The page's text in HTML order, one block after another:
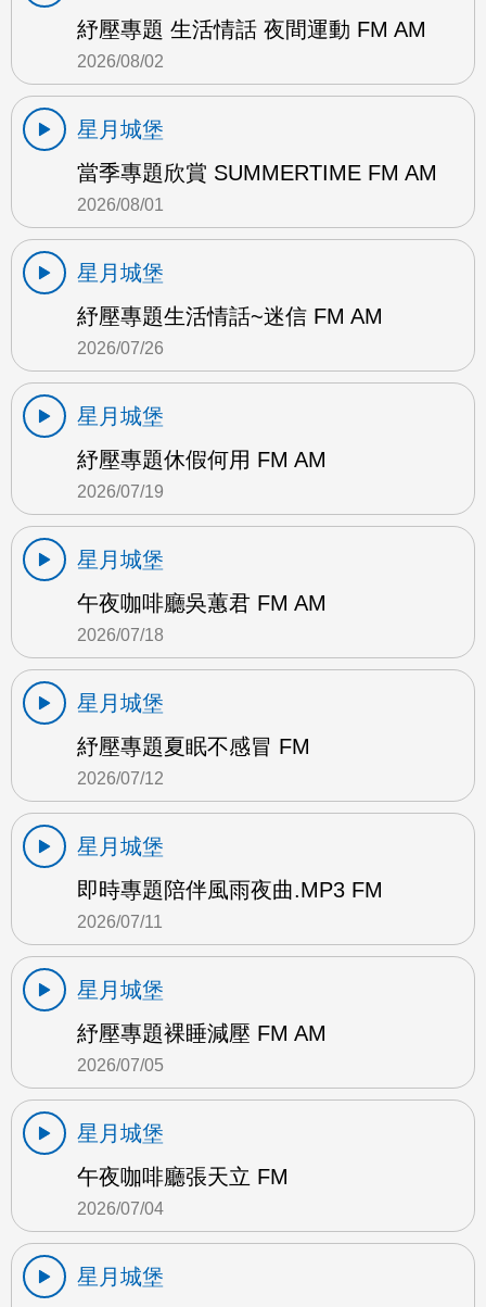
紓壓專題 生活情話 夜間運動 FM AM
2026/08/02
星月城堡
當季專題欣賞 SUMMERTIME FM AM
2026/08/01
星月城堡
紓壓專題生活情話~迷信 FM AM
2026/07/26
星月城堡
紓壓專題休假何用 FM AM
2026/07/19
星月城堡
午夜咖啡廳吳蕙君 FM AM
2026/07/18
星月城堡
紓壓專題夏眠不感冒 FM
2026/07/12
星月城堡
即時專題陪伴風雨夜曲.MP3 FM
2026/07/11
星月城堡
紓壓專題裸睡減壓 FM AM
2026/07/05
星月城堡
午夜咖啡廳張天立 FM
2026/07/04
星月城堡